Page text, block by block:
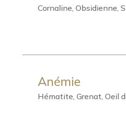
Cornaline, Obsidienne,
Anémie
Hématite, Grenat, Oeil